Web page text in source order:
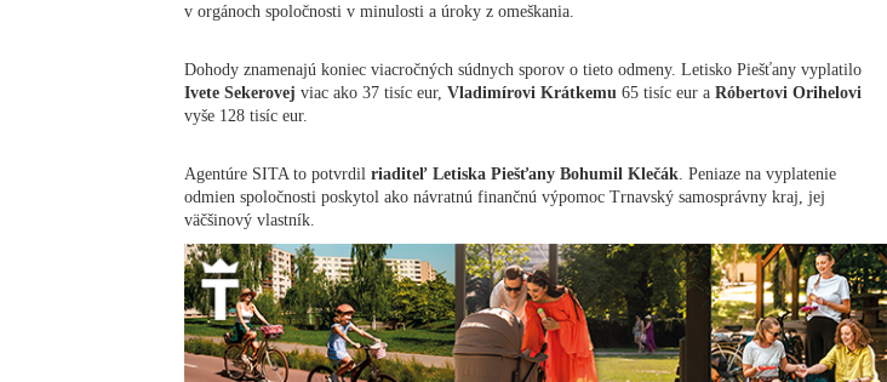
v orgánoch spoločnosti v minulosti a úroky z omeškania.
Dohody znamenajú koniec viacročných súdnych sporov o tieto odmeny. Letisko Piešťany vyplatilo
Ivete Sekerovej viac ako 37 tisíc eur, Vladimírovi Krátkemu 65 tisíc eur a Róbertovi Orihelovi
vyše 128 tisíc eur.
Agentúre SITA to potvrdil riaditeľ Letiska Piešťany Bohumil Klečák. Peniaze na vyplatenie
odmien spoločnosti poskytol ako návratnú finančnú výpomoc Trnavský samosprávny kraj, jej
väčšinový vlastník.